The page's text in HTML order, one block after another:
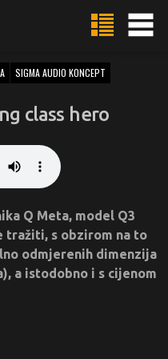
SIGMA AUDIO KONCEPT
class hero
Q Meta, model Q3
tražiti, s obzirom na to
odmjerenih dimenzija
a istodobno i s cijenom